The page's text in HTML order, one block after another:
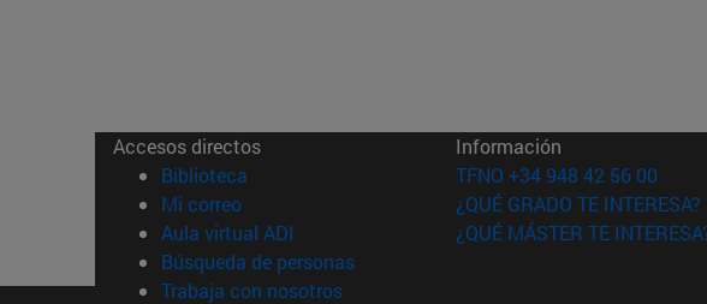
Accesos directos
Biblioteca (abre en nueva ventana)
Mi correo(abre en nueva ventana)
Aula virtual ADI (abre en nueva ventana)
Búsqueda de personas(abre en nueva ventana)
Trabaja con nosotros(abre en nueva ventana)
Información
TFNO +34 948 42 56 00
¿QUÉ GRADO TE INTERESA?
¿QUÉ MÁSTER TE